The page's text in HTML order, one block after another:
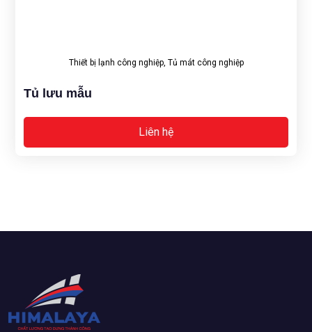
Thiết bị lạnh công nghiệp, Tủ mát công nghiệp
Tủ lưu mẫu
Liên hệ